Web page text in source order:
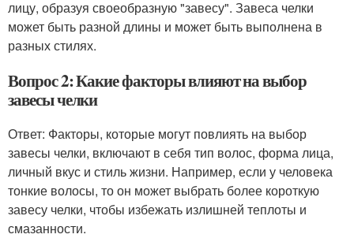
лицу, образуя своеобразную "завесу". Завеса челки
может быть разной длины и может быть выполнена в
разных стилях.
Вопрос 2: Какие факторы влияют на выбор
завесы челки
Ответ: Факторы, которые могут повлиять на выбор
завесы челки, включают в себя тип волос, форма лица,
личный вкус и стиль жизни. Например, если у человека
тонкие волосы, то он может выбрать более короткую
завесу челки, чтобы избежать излишней теплоты и
смазанности.